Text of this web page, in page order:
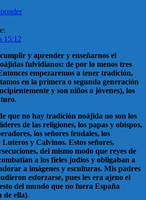
15:12
y aprender y enseñarnos el
fulvidianos: de por lo menos tres
empezaremos a tener tradición,
en la primera o segunda generación
y son niños o jóvenes), los
.
que no hay tradición noájida no son los
de las religiones, los papas y obispos,
los señores feudales, los
y Calvinos. Estos señores,
del mismo modo que reyes de
a los fieles judíos y obligaban a
a imágenes y esculturas. Mis padres
esforzarse, pues les era ajeno el
del mundo que no fuera España
de ella).